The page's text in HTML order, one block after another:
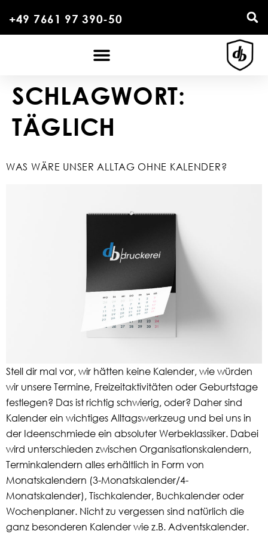
+49 7661 97 390-50
SCHLAGWORT:
TÄGLICH
WAS WÄRE UNSER ALLTAG OHNE KALENDER?
Stell dir mal vor, wir hätten keine Kalender, wie würden
wir unsere Termine, Freizeitaktivitäten oder Geburtstage
festlegen? Das ist richtig schwierig, oder? Daher sind
Kalender ein wichtiges Alltagswerkzeug und bei uns in
der Ideenschmiede ein absoluter Werbeklassiker. Dabei
wird unterschieden zwischen Organisationskalendern,
Terminkalendern alles erhältlich in Form von
Monatskalendern (3-Monatskalender/4-
Monatskalender), Tischkalender, Buchkalender oder
Wochenplaner. Nicht zu vergessen sind natürlich die
ganz besonderen Kalender wie z.B. Adventskalender.